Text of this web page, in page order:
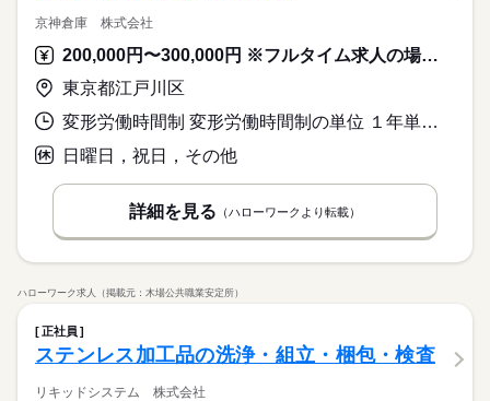
京神倉庫 株式会社
200,000円〜300,000円 ※フルタイム求人の場合は月額（換算額）、パート求人の場合は時間額を表示しています。
東京都江戸川区
変形労働時間制 変形労働時間制の単位 １年単位 就業時間１ 9時00分〜18時00分 就業時間２ 9時00分〜12時00分 就業時間に関する特記事項 ＊年間所定労働時間：１９３０時間
日曜日，祝日，その他
詳細を見る （ハローワークより転載）
ハローワーク求人（掲載元：木場公共職業安定所）
正社員
ステンレス加工品の洗浄・組立・梱包・検査
リキッドシステム 株式会社